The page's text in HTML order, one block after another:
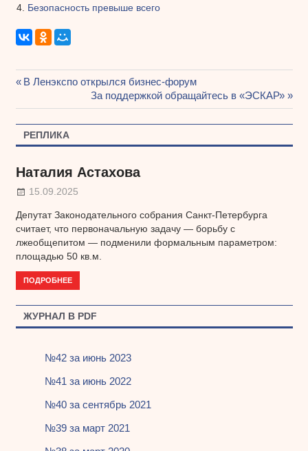
Безопасность превыше всего
Навигация
записям
Предыдущая
В Ленэкспо открылся бизнес-форум
Следующая
запись:
За поддержкой обращайтесь в «ЭСКАР»
РЕПЛИКА
Наталия Астахова
15.09.2025
Депутат Законодательного собрания Санкт-Петербурга
считает, что первоначальную задачу — борьбу с
лжеобщепитом — подменили формальным параметром:
площадью 50 кв.м.
ПОДРОБНЕЕ
ЖУРНАЛ В PDF
№42 за июнь 2023
№41 за июнь 2022
№40 за сентябрь 2021
№39 за март 2021